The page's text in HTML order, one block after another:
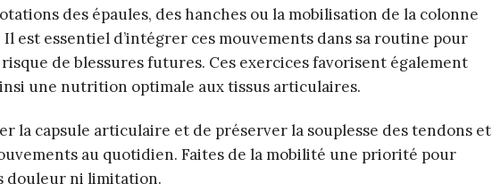
des épaules, des hanches ou la mobilisation de la colonne
est essentiel d’intégrer ces mouvements dans sa routine pour
de blessures futures. Ces exercices favorisent également
une nutrition optimale aux tissus articulaires.
la capsule articulaire et de préserver la souplesse des tendons et
au quotidien. Faites de la mobilité une priorité pour
douleur ni limitation.